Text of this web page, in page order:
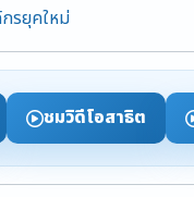
รยุคใหม่
ชมวิดีโอสาธิต